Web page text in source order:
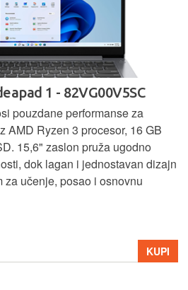
1 - 82VG00V5SC
pouzdane performanse za
AMD Ryzen 3 procesor, 16 GB
15,6" zaslon pruža ugodno
dok lagan i jednostavan dizajn
učenje, posao i osnovnu
KUPI